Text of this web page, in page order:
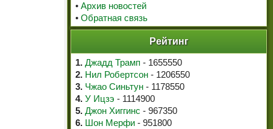
• Архив новостей
• Обратная связь
Рейтинг
1. Джадд Трамп - 1655550
2. Нил Робертсон - 1206550
3. Чжао Синьтун - 1178550
4. У Ицзэ - 1114900
5. Джон Хиггинс - 967350
6. Шон Мерфи - 951800